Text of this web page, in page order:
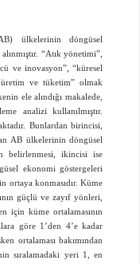
ülkelerinin döngüsel
“Atık yönetimi”,
ve inovasyon”, “küresel
ve tüketim” olmak
ele alındığı makalede,
analizi kullanılmıştır.
Bunlardan birincisi,
AB ülkelerinin döngüsel
belirlenmesi, ikincisi ise
ekonomi göstergeleri
ortaya konmasıdır. Küme
güçlü ve zayıf yönleri,
için küme ortalamasının
göre 1’den 4’e kadar
ortalaması bakımından
sıralamadaki yeri 1, en